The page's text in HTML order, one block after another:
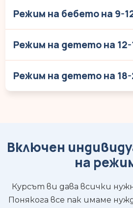
Режим на бебето на 9-
Режим на детето на 12-
Режим на детето на
Включен
на
Курсът ви дава всички
Понякога все пак имаме